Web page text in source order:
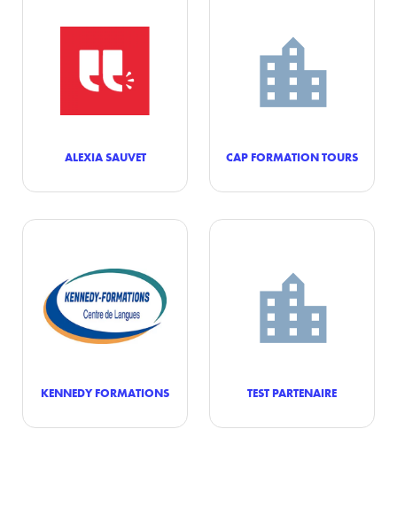
ALEXIA SAUVET CAP FORMATION TOURS
KENNEDY FORMATIONS TEST PARTENAIRE